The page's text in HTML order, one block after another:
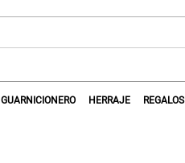
GUARNICIONERO HERRAJE REGALOS